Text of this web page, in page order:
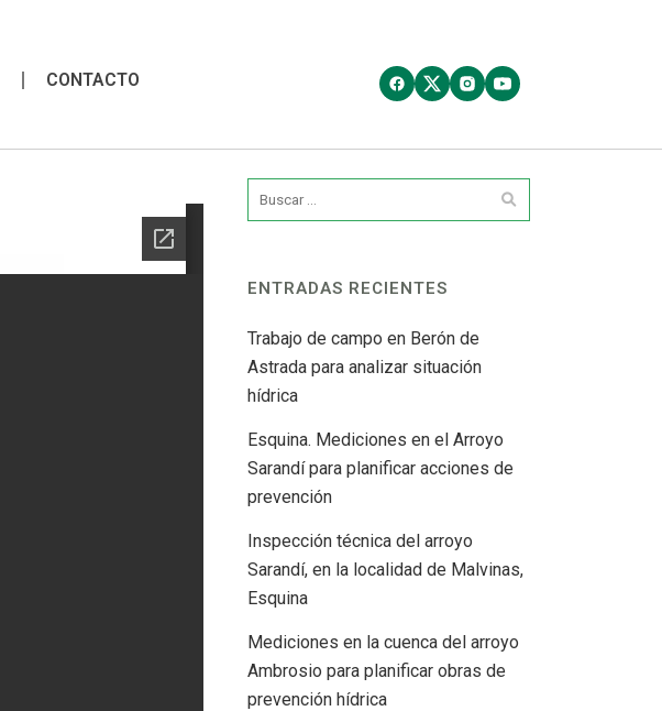
CONTACTO
ENTRADAS RECIENTES
Trabajo de campo en Berón de
Astrada para analizar situación
hídrica
Esquina. Mediciones en el Arroyo
Sarandí para planificar acciones de
prevención
Inspección técnica del arroyo
Sarandí, en la localidad de Malvinas,
Esquina
Mediciones en la cuenca del arroyo
Ambrosio para planificar obras de
prevención hídrica